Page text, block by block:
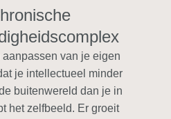
van je eigen
je intellectueel minder
buitenwereld dan je in
het zelfbeeld. Er groeit